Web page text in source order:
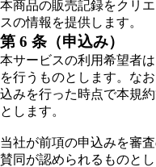
本商品の販売記録をクリ
スの情報を提供します。
第 6 条（申込み）
本サービスの利用希望者
を行うものとします。な
込みを行った時点で本規
とします。
当社が前項の申込みを審
賛同が認められるものと